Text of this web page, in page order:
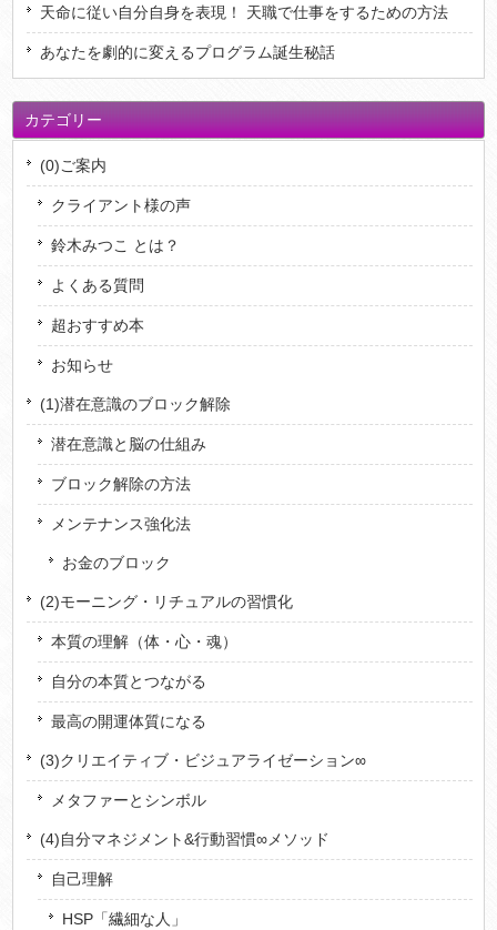
天命に従い自分自身を表現！ 天職で仕事をするための方法
あなたを劇的に変えるプログラム誕生秘話
カテゴリー
(0)ご案内
クライアント様の声
鈴木みつこ とは？
よくある質問
超おすすめ本
お知らせ
(1)潜在意識のブロック解除
潜在意識と脳の仕組み
ブロック解除の方法
メンテナンス強化法
お金のブロック
(2)モーニング・リチュアルの習慣化
本質の理解（体・心・魂）
自分の本質とつながる
最高の開運体質になる
(3)クリエイティブ・ビジュアライゼーション∞
メタファーとシンボル
(4)自分マネジメント&行動習慣∞メソッド
自己理解
HSP「繊細な人」